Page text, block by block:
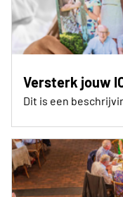
Versterk jouw
Dit is een